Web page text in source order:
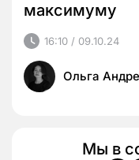
максимуму
16:10 / 09.10.24
Ольга
Мы в